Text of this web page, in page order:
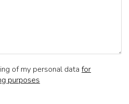
of my personal datafor
purposes